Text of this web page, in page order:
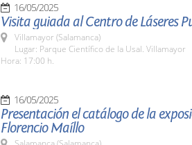
16/05/2025
Visita guiada al Centro de Láseres
Villamayor (Salamanca)
Lugar: Parque Científico de la Usal. Villamayor
Hora: 17:00 h.
16/05/2025
Presentación el catálogo de la
Florencio Maíllo